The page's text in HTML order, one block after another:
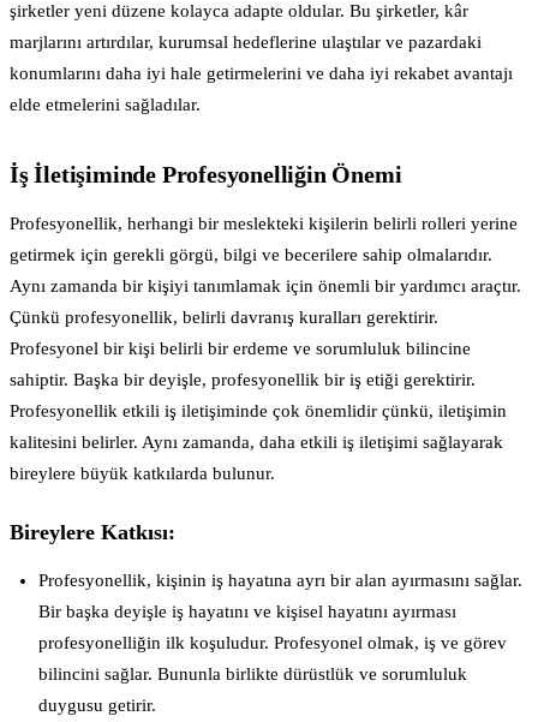
şirketler yeni düzene kolayca adapte oldular. Bu şirketler, kâr
marjlarını artırdılar, kurumsal hedeflerine ulaştılar ve pazardaki
konumlarını daha iyi hale getirmelerini ve daha iyi rekabet avantajı
elde etmelerini sağladılar.
İş İletişiminde Profesyonelliğin Önemi
Profesyonellik, herhangi bir meslekteki kişilerin belirli rolleri yerine
getirmek için gerekli görgü, bilgi ve becerilere sahip olmalarıdır.
Aynı zamanda bir kişiyi tanımlamak için önemli bir yardımcı araçtır.
Çünkü profesyonellik, belirli davranış kuralları gerektirir.
Profesyonel bir kişi belirli bir erdeme ve sorumluluk bilincine
sahiptir. Başka bir deyişle, profesyonellik bir iş etiği gerektirir.
Profesyonellik etkili iş iletişiminde çok önemlidir çünkü, iletişimin
kalitesini belirler. Aynı zamanda, daha etkili iş iletişimi sağlayarak
bireylere büyük katkılarda bulunur.
Bireylere Katkısı:
Profesyonellik, kişinin iş hayatına ayrı bir alan ayırmasını sağlar.
Bir başka deyişle iş hayatını ve kişisel hayatını ayırması
profesyonelliğin ilk koşuludur. Profesyonel olmak, iş ve görev
bilincini sağlar. Bununla birlikte dürüstlük ve sorumluluk
duygusu getirir.